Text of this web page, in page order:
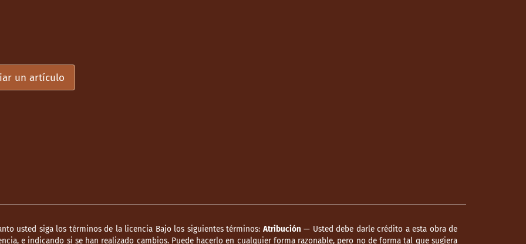
un artículo
usted siga los términos de la licencia Bajo los siguientes términos: Atribución — Usted debe darle crédito a esta obra de
e indicando si se han realizado cambios. Puede hacerlo en cualquier forma razonable, pero no de forma tal que sugiera